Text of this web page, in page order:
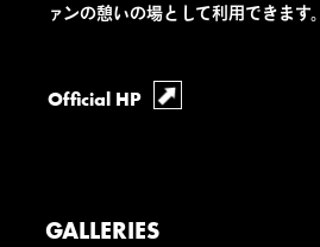
ァンの憩いの場として利用できます。
Official HP
GALLERIES